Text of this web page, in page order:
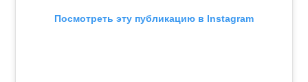
Посмотреть эту публикацию в Instagram